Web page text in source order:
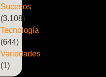
Sucesos
(3.108)
Tecnología
(644)
Variedades
(1)